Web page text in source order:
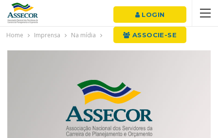
LOGIN
ASSOCIE-SE
Home Imprensa Na mídia